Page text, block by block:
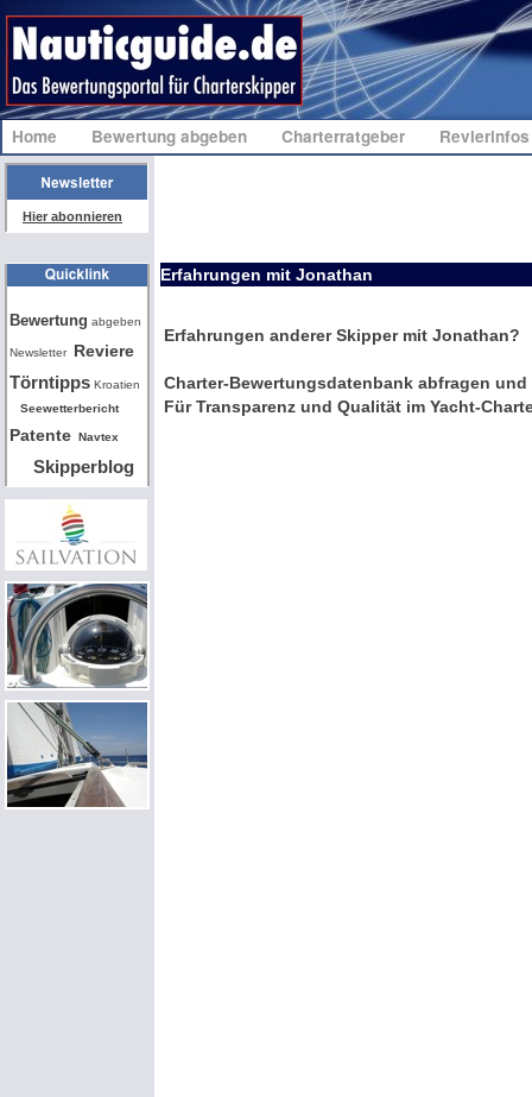
Home Bewertung abgeben Charterratgeber
Erfahrungen mit Jonathan
Hier abonnieren
Bw
Bewertung abgeben
Newsletter Reviere
Törntipps Kroatien
Seewetterbericht
Patente Navtex
Skipperblog
Erfahrungen anderer Skipper mit Jonathan?
Charter-Bewertungsdatenbank abfragen
Für Transparenz und Qualität im Yacht-